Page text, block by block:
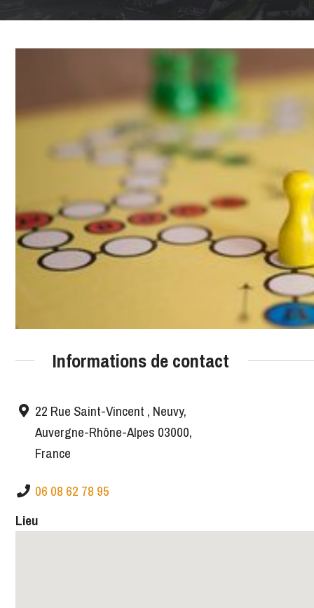
Informations de contact
22 Rue Saint-Vincent , Neuvy,
Auvergne-Rhône-Alpes 03000,
France
06 08 62 78 95
Lieu